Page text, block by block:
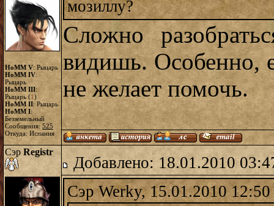
HoMM V: Рыцарь
HoMM IV:
Рыцарь
HoMM III:
Рыцарь (1)
HoMM II: Рыцарь
HoMM I:
Безземельный
Сообщения: 525
Откуда: Испания
мозиллу?
Сложно
видишь. Особенно,
не желает помочь.
Сэр Registr
Добавлено: 18.01.2010
Сэр Werky, 15.01.2010 12:50